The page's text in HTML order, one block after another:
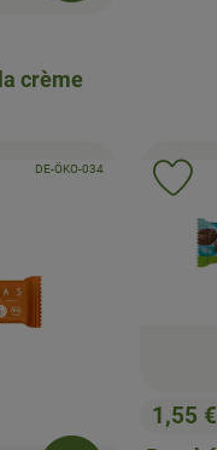
crème
, Association:
, Autorité de contrôle:
DE-ÖKO-034
, Prix:
1,55 €